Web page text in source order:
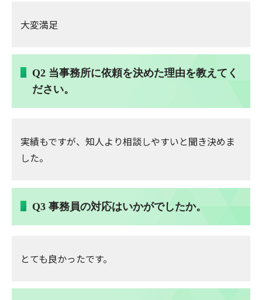
大変満足
Q2 当事務所に依頼を決めた理由を教えてく
ださい。
実績もですが、知人より相談しやすいと聞き決めま
した。
Q3 事務員の対応はいかがでしたか。
とても良かったです。